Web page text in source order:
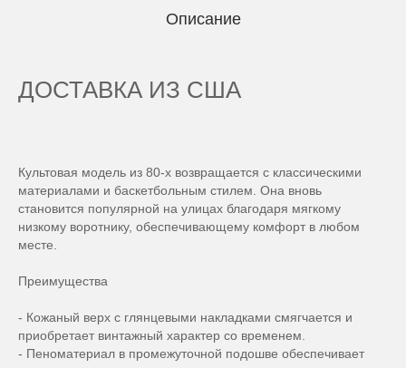
Описание
ДОСТАВКА ИЗ США
Культовая модель из 80-х возвращается с классическими
материалами и баскетбольным стилем. Она вновь
становится популярной на улицах благодаря мягкому
низкому воротнику, обеспечивающему комфорт в любом
месте.
Преимущества
- Кожаный верх с глянцевыми накладками смягчается и
приобретает винтажный характер со временем.
- Пеноматериал в промежуточной подошве обеспечивает